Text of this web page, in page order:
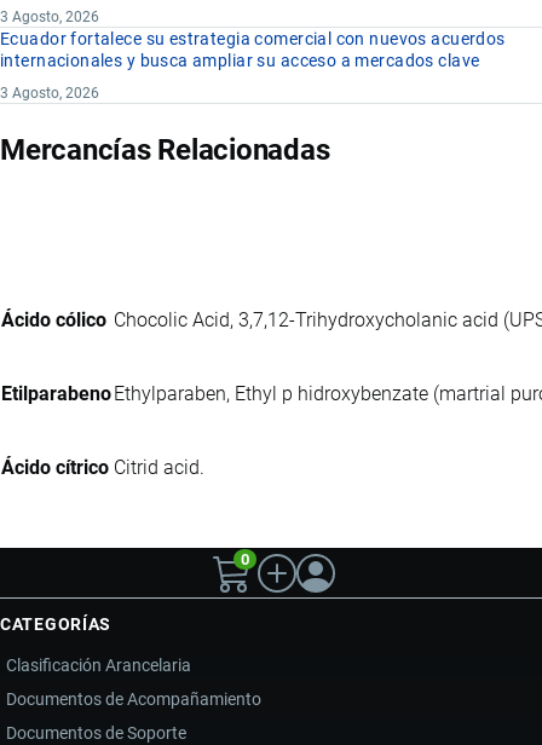
3 Agosto, 2026
Ecuador fortalece su estrategia comercial con nuevos acuerdos
internacionales y busca ampliar su acceso a mercados clave
3 Agosto, 2026
Mercancías Relacionadas
Ácido cólico Chocolic Acid, 3,7,12-Trihydroxycholanic acid
Etilparabeno Ethylparaben, Ethyl p hidroxybenzate (martrial
Ácido cítrico Citrid acid.
0
CATEGORÍAS
Clasificación Arancelaria
Documentos de Acompañamiento
Documentos de Soporte